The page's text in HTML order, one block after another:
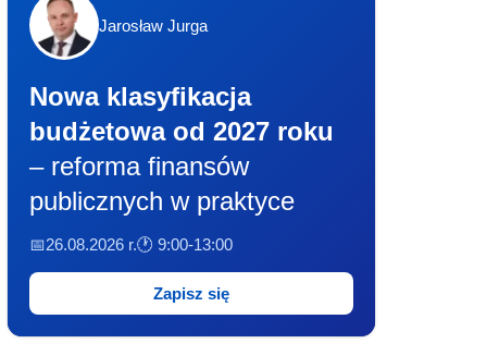
Jarosław Jurga
Nowa klasyfikacja
budżetowa od 2027 roku
– reforma finansów
publicznych w praktyce
📅26.08.2026 r.🕐 9:00-13:00
Zapisz się